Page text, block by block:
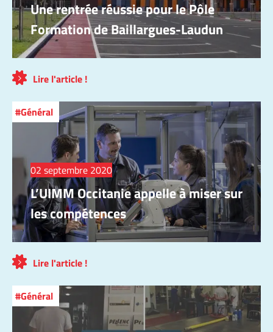
Une rentrée réussie pour le Pôle
Formation de Baillargues-Laudun
Lire l'article !
Général
02 septembre 2020
L’UIMM Occitanie appelle à miser sur
les compétences
Lire l'article !
Général